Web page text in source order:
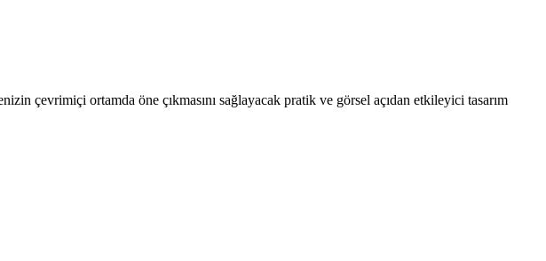
çevrimiçi ortamda öne çıkmasını sağlayacak pratik ve görsel açıdan etkileyici tasarım